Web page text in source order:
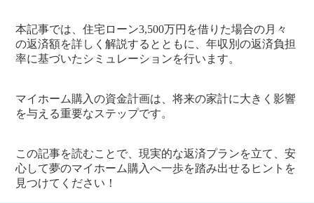
本記事では、住宅ローン3,500万円を借りた場合の月々
の返済額を詳しく解説するとともに、年収別の返済負担
率に基づいたシミュレーションを行います。
マイホーム購入の資金計画は、将来の家計に大きく影響
を与える重要なステップです。
この記事を読むことで、現実的な返済プランを立て、安
心して夢のマイホーム購入へ一歩を踏み出せるヒントを
見つけてください！